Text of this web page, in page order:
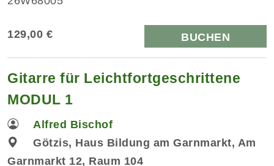
129,00 € BUCHEN
Gitarre für Leichtfortgeschrittene
MODUL 1
Alfred Bischof
Götzis, Haus Bildung am Garnmarkt, Am
Garnmarkt 12, Raum 104